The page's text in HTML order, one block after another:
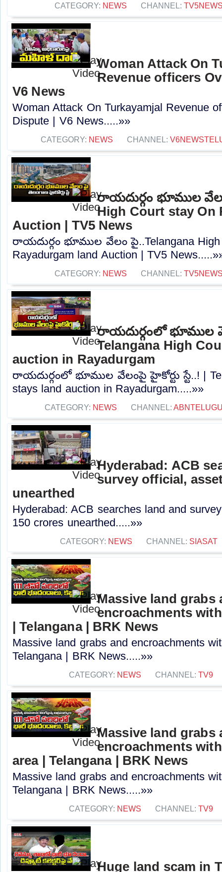
CATEGORY: NEWS CHANNEL:
Woman Attack On
Revenue officers
V6 News
Woman Attack On Turkayamjal Revenue
Dispute | V6 News.....»»
CATEGORY: NEWS CHANNEL:
రాయదుర్గం భూముల
High Court stay On
Auction | TV5 News
రాయదుర్గం భూముల వేలం పై..Telangana High
Rayadurgam land Auction | TV5
CATEGORY: NEWS CHANNEL:
రాయదుర్గంలో భూముల
Telangana High
auction in Rayadurgam
రాయదుర్గంలో భూముల వేలంపై హైకోర్టు స్టే..! |
stays land auction in Rayadurgam.....»»
CATEGORY: NEWS CHANNEL:
Hyderabad: ACB
survey official,
unearthed
Hyderabad: ACB searches land and
150 crores unearthed.....»»
CATEGORY: NEWS CHANNEL: SIASAT
Massive land grabs
encroachments
| Telangana | BRK News
Massive land grabs and encroachments
Telangana | BRK News.....»»
CATEGORY: NEWS CHANNEL: TV9
Massive land grabs
encroachments
area | Telangana | BRK News
Massive land grabs and encroachments
Telangana | BRK News.....»»
CATEGORY: NEWS CHANNEL: TV9
Huge land scam in